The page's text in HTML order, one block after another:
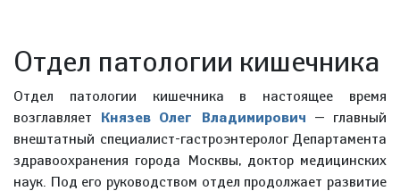
Отдел патологии кишечника
Отдел патологии кишечника в настоящее время
возглавляет Князев Олег Владимирович — главный
внештатный специалист-гастроэнтеролог Департамента
здравоохранения города Москвы, доктор медицинских
наук. Под его руководством отдел продолжает развитие